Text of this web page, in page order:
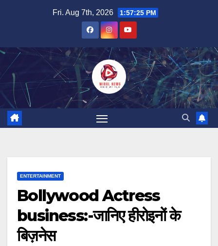
Fri. Aug 7th, 2026 1:57:26 PM
ENTERTAINMENT
Bollywood Actress
business:-जानिए हीरोइनों के
बिज़नेस